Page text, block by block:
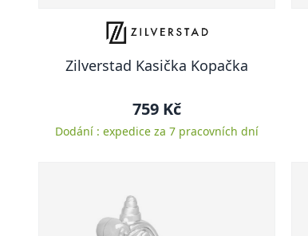
Zilverstad Kasička Kopačka
759 Kč
Dodání : expedice za 7 pracovních dní